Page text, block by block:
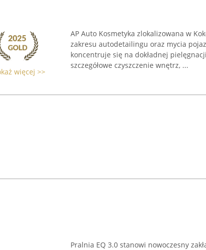
więcej >>
AP Auto Kosmetyka zlokalizowana w
zakresu autodetailingu oraz mycia
koncentruje się na dokładnej
szczegółowe czyszczenie wnętrz, ...
Pralnia EQ 3.0 stanowi nowoczesny